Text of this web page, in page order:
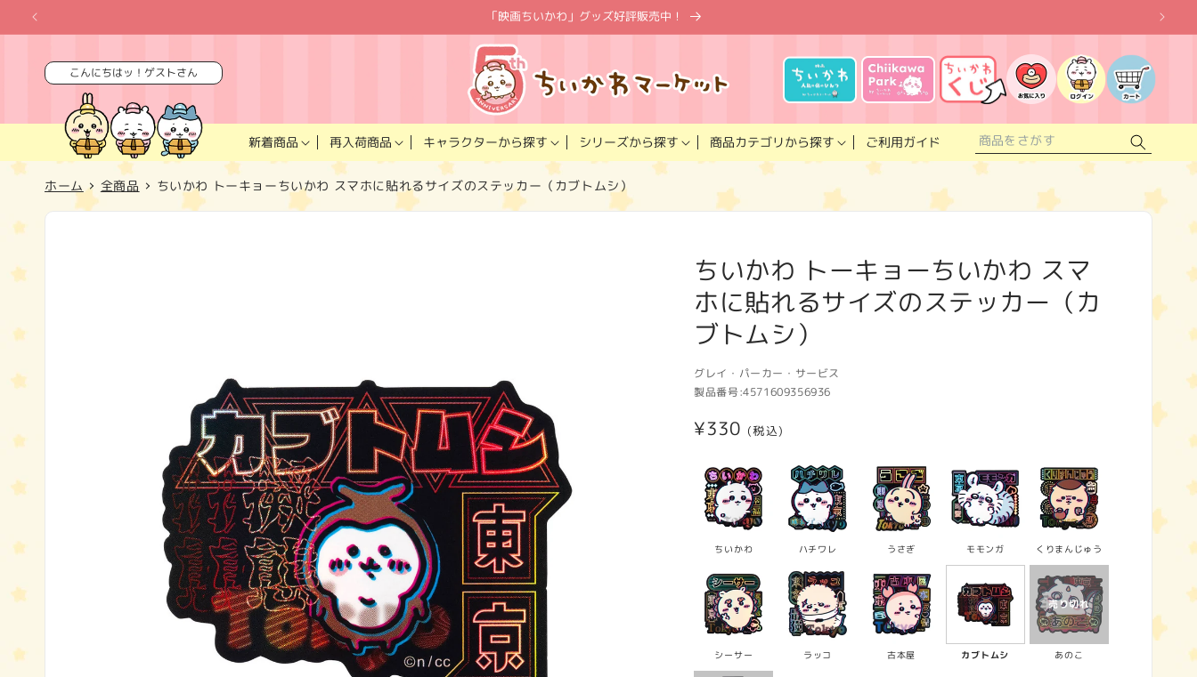
ンツに
進む
「映画ちいかわ」グッズ好評販売中！
こんにちはッ！ゲストさん
新着商品 再入荷商品 キャラクターから探す シリーズから探す 商品カテゴリから探す ご利用ガイド
入
り
ス
ト
グ
イ
カ
ー
ト
ホーム 全商品 ちいかわ トーキョーちいかわ スマホに貼れるサイズのステッカー（カブトムシ）
ちいかわ トーキョーちいかわ スマ
ホに貼れるサイズのステッカー（カ
ブトムシ）
グレイ・パーカー・サービス
製品番号:4571609356936
通
価
格
¥330 (税込)
ちいかわ ハチワレ うさぎ モモンガ くりまんじゅう
シーサー ラッコ 古本屋 カブトムシ あのこ